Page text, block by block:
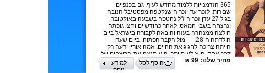
365 הזדמנויות ללמוד מחדש לעוף, גם בכנפיים
שבורות. לזכר עדן זכריה שנקטפה מפסטיבל הנובה
בגיל 27 עדן זכריה ז"ל נחטפה בשבעה באוקטובר
ונרצחה בשבי חמאס. לאחר כחודשיים וחצי גופתה
חולצה ממנהרה בעזה והובאה לקבורה בישראל ביום
הולדתה ה-28. --- מול הקבר הפתוח, ביום שעדן
הייתה צריכה לחגוג את החיים, אמה אורין ידעה רק
דבר אחד: היא לא תוותר. היא תנצח את הרוצחים של
בתה, לא בכוח הזרוע, אלא בכוח הרוח, הכוח שאף לא
כדור יכול לחורר. בזכות כלים שצברה במשך 16 השנים
מחיר שלנו: 99 ₪
למידע
נוסף
הוסף לסל